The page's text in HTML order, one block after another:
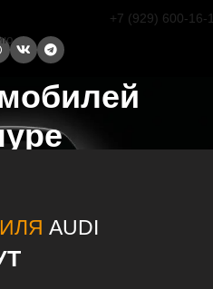
+7 (929) 600-16-
AUDI